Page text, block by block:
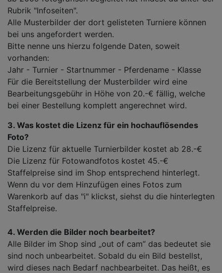
Rubrik "Infoseiten".
Alle Musterbilder der dort gelisteten Turniere können
bei uns angefordert werden.
Bitte nenne uns hierzu folgende Daten, soweit
vorhanden:
Jahr - Turnier - Startnummer - Pferdename - Klasse
Für die Bereitstellung der Musterbilder wird eine
Bearbeitungsgebühr in Höhe von 20.-€ fällig, welche
bei einer Bestellung komplett angerechnet wird.
3. Was kostet die Lizenz für ein hochauflösendes
Foto?
Die Lizenz für aktuelle Turnierbilder kostet ab 28.-€
Die Lizenz für Fotowandfotos kostet 45.-€
Staffelpreise sind im Shop entsprechend hinterlegt.
Wenn du vor dem Hinzufügen eines Fotos zum
Warenkorb auf das "i" klickst, siehst du die hinterlegten
Staffelpreise.
4. Werden die Bilder noch bearbeitet?
Alle Bilder im Shop sind „out of cam” das bedeutet sie
sind noch unbearbeitet. Sobald du ein Bild bestellst,
wird dieses nach Bedarf nachbearbeitet. Das heißt, es